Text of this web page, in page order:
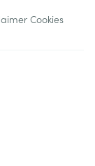
Cookies